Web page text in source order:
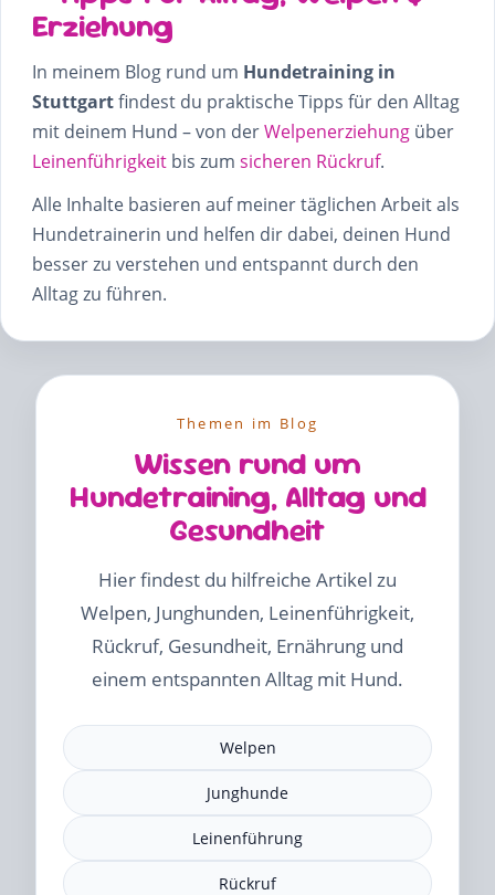
Erziehung
In meinem Blog rund um Hundetraining in
Stuttgartfindest du praktische Tipps für den Alltag
mit deinem Hund – von derWelpenerziehung über
Leinenführigkeit bis zum sicheren Rückruf.
Alle Inhalte basieren auf meiner täglichen Arbeit als
Hundetrainerin und helfen dir dabei, deinen Hund
besser zu verstehen und entspannt durch den
Alltag zu führen.
Themen im Blog
Wissen rund um
Hundetraining, Alltag und
Gesundheit
Hier findest du hilfreiche Artikel zu
Welpen, Junghunden, Leinenführigkeit,
Rückruf, Gesundheit, Ernährung und
einem entspannten Alltag mit Hund.
Welpen
Junghunde
Leinenführung
Rückruf